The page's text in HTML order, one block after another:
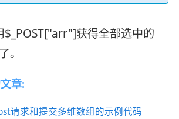
$_POST["arr"]获得全部选中的
。
章:
请求和提交多维数组的示例代码